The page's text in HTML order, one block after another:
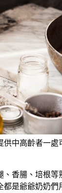
供中高齡者一處
、香腸、培根等
都是爺爺奶奶